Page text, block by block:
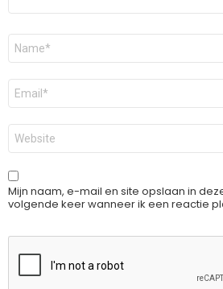
Naam
E-
mail
*
Site
Mijn naam, e-mail en site opslaan in
volgende keer wanneer ik een reactie